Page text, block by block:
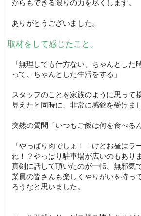
からもできる限りの力を尽くします。
ありがとうございました。
取材をして感じたこと。
「無理しても仕方ない、ちゃんとした
って、ちゃんとした生活をする」
スタッフのことを家族のように思って
見えたと同時に、非常に感銘を受けまし
突然の質問「いつもご飯は何を食べる
「やっぱり肉でしょ！！けどお昼はラ
ね！？やっぱり駐車場が広いのもあり
真剣に話して頂いたのが一転、無邪気
業員の皆さんも楽しくやりがいを持っ
ろうなと思いました。